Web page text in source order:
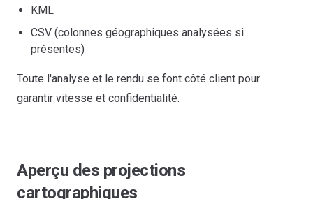
KML
CSV (colonnes géographiques analysées si
présentes)
Toute l'analyse et le rendu se font côté client pour
garantir vitesse et confidentialité.
Aperçu des projections
cartographiques